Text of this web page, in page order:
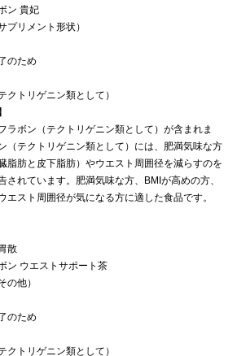
ン 貴妃
プリメント形状）
のため
クトリゲニン類として）
ラボン（テクトリゲニン類として）が含まれま
（テクトリゲニン類として）には、肥満気味な方
脂肪と皮下脂肪）やウエスト周囲径を減らすのを
されています。肥満気味な方、BMIが高めの方、
エスト周囲径が気になる方に適した食品です。
散
ン ウエストサポート茶
の他）
のため
クトリゲニン類として）